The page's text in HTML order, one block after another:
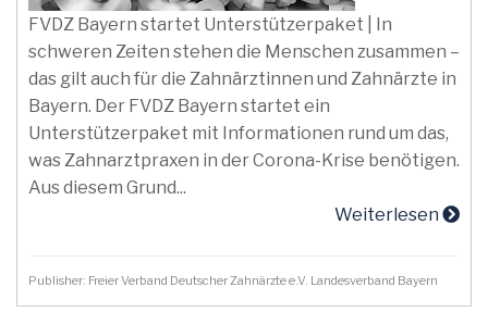
FVDZ Bayern startet Unterstützerpaket | In
schweren Zeiten stehen die Menschen zusammen –
das gilt auch für die Zahnärztinnen und Zahnärzte in
Bayern. Der FVDZ Bayern startet ein
Unterstützerpaket mit Informationen rund um das,
was Zahnarztpraxen in der Corona-Krise benötigen.
Aus diesem Grund...
Weiterlesen
Publisher: Freier Verband Deutscher Zahnärzte e.V. Landesverband Bayern